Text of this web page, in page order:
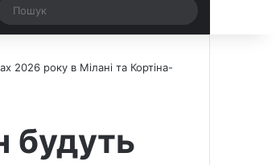
новина
skin
2026 року в Мілані та Кортіна-
будуть